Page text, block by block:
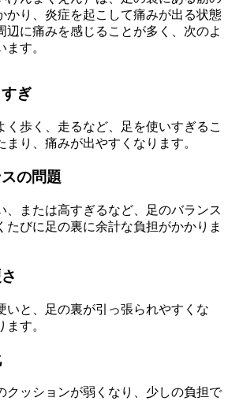
かり、炎症を起こして痛みが出る状態
辺に痛みを感じることが多く、次のよ
す。
ぎ
く歩く、走るなど、足を使いすぎるこ
まり、痛みが出やすくなります。
の問題
、または高すぎるなど、足のバランス
たびに足の裏に余計な負担がかかりま
いと、足の裏が引っ張られやすくな
す。
クッションが弱くなり、少しの負担で